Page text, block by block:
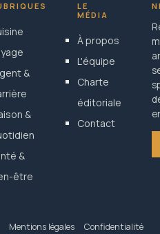
&
&
&
être
LE
MÉDIA
À propos
L'équipe
Charte
éditoriale
Contact
Mentions légales Confidentialité